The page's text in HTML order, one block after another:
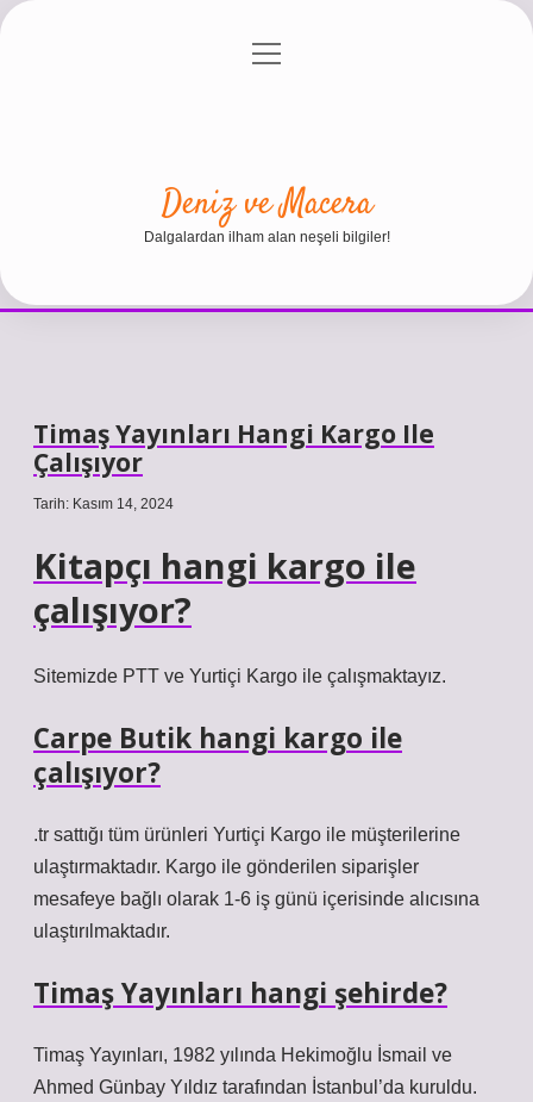
Gizlilik Politikası
menüyü
Deniz ve Macera
Dalgalardan ilham alan neşeli bilgiler!
Timaş Yayınları Hangi Kargo Ile
Çalışıyor
Tarih: Kasım 14, 2024
Kitapçı hangi kargo ile
çalışıyor?
Sitemizde PTT ve Yurtiçi Kargo ile çalışmaktayız.
Carpe Butik hangi kargo ile
çalışıyor?
.tr sattığı tüm ürünleri Yurtiçi Kargo ile müşterilerine
ulaştırmaktadır. Kargo ile gönderilen siparişler
mesafeye bağlı olarak 1-6 iş günü içerisinde alıcısına
ulaştırılmaktadır.
Timaş Yayınları hangi şehirde?
Timaş Yayınları, 1982 yılında Hekimoğlu İsmail ve
Ahmed Günbay Yıldız tarafından İstanbul’da kuruldu.